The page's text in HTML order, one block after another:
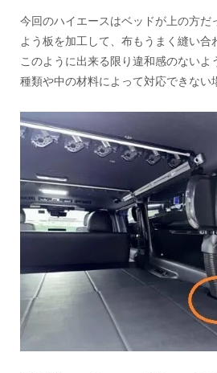
今回のハイエースはベッドが上の方だ
よう板を加工して、布もうまく縫い合
このように出来る限り違和感のないよ
種類や中の材料によって対応できない